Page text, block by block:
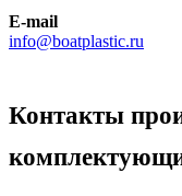
E-mail
info@boatplastic.ru
Контакты